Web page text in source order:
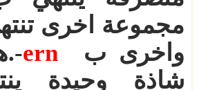
مجموعة اخرى
واخرى ب
.-ern
شاذة وحيدة